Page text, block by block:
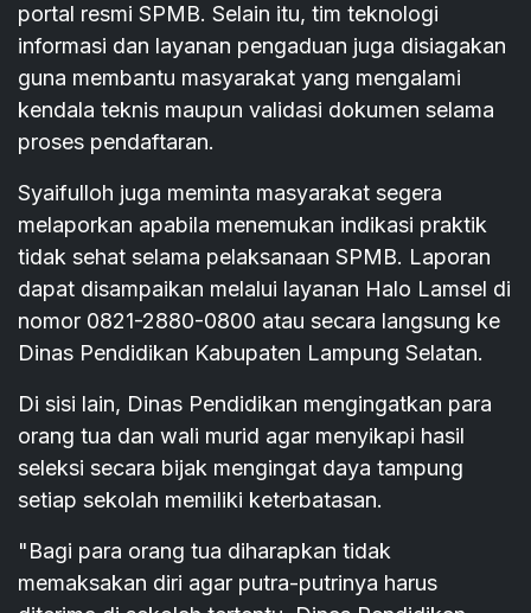
portal resmi SPMB. Selain itu, tim teknologi
informasi dan layanan pengaduan juga disiagakan
guna membantu masyarakat yang mengalami
kendala teknis maupun validasi dokumen selama
proses pendaftaran.
Syaifulloh juga meminta masyarakat segera
melaporkan apabila menemukan indikasi praktik
tidak sehat selama pelaksanaan SPMB. Laporan
dapat disampaikan melalui layanan Halo Lamsel di
nomor 0821-2880-0800 atau secara langsung ke
Dinas Pendidikan Kabupaten Lampung Selatan.
Di sisi lain, Dinas Pendidikan mengingatkan para
orang tua dan wali murid agar menyikapi hasil
seleksi secara bijak mengingat daya tampung
setiap sekolah memiliki keterbatasan.
"Bagi para orang tua diharapkan tidak
memaksakan diri agar putra-putrinya harus